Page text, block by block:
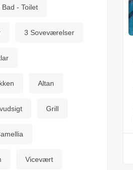
Bad - Toilet
3 Soveværelser
Altan
Grill
Vicevært